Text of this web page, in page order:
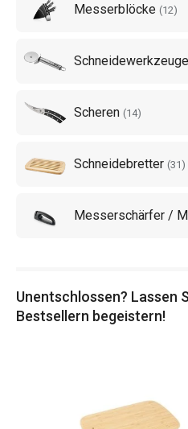
Tipp: Können Sie ein
oder stellen Sie sich Ihr
Messerblöcke (12)
Schneidewerkzeuge
Scheren (14)
Schneidebretter (31 )
Messerschärfer /
Unentschlossen? Lassen
Bestsellern begeistern!